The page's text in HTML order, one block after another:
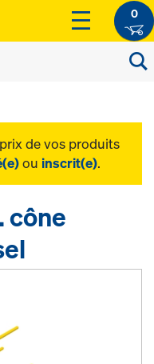
0
de vos produits
ou inscrit(e).
cône